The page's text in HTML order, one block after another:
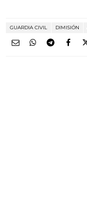
GUARDIA CIVIL DIMISIÓN